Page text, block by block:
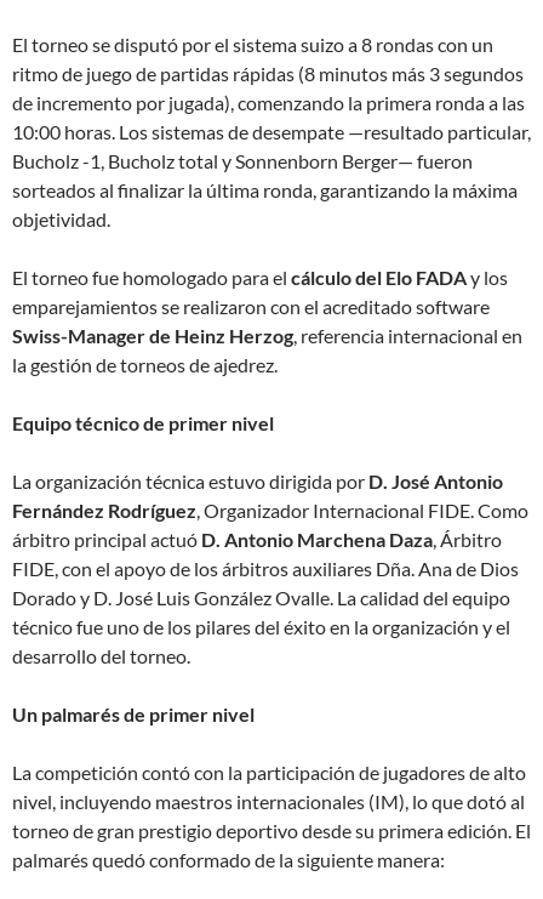
El torneo se disputó por el sistema suizo a 8 rondas con un
ritmo de juego de partidas rápidas (8 minutos más 3 segundos
de incremento por jugada), comenzando la primera ronda a las
10:00 horas. Los sistemas de desempate —resultado particular,
Bucholz -1, Bucholz total y Sonnenborn Berger— fueron
sorteados al finalizar la última ronda, garantizando la máxima
objetividad.
El torneo fue homologado para el cálculo del Elo FADAy los
emparejamientos se realizaron con el acreditado software
Swiss-Manager de Heinz Herzog, referencia internacional en
la gestión de torneos de ajedrez.
Equipo técnico de primer nivel
La organización técnica estuvo dirigida por D. José Antonio
Fernández Rodríguez, Organizador Internacional FIDE. Como
árbitro principal actuó D. Antonio Marchena Daza, Árbitro
FIDE, con el apoyo de los árbitros auxiliares Dña. Ana de Dios
Dorado y D. José Luis González Ovalle. La calidad del equipo
técnico fue uno de los pilares del éxito en la organización y el
desarrollo del torneo.
Un palmarés de primer nivel
La competición contó con la participación de jugadores de alto
nivel, incluyendo maestros internacionales (IM), lo que dotó al
torneo de gran prestigio deportivo desde su primera edición. El
palmarés quedó conformado de la siguiente manera: